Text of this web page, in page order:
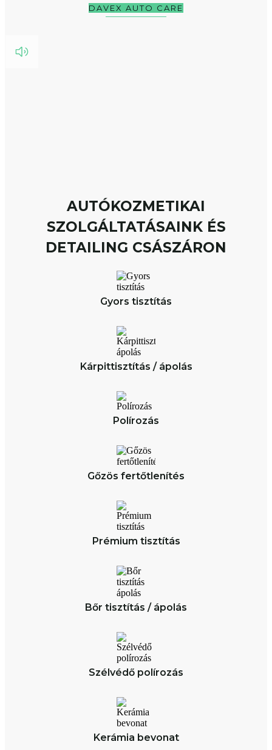
DAVEX AUTO CARE
AUTÓKOZMETIKAI
SZOLGÁLTATÁSAINK ÉS
DETAILING CSÁSZÁRON
Gyors tisztítás
Kárpittisztítás / ápolás
Polírozás
Gőzös fertőtlenítés
Prémium tisztítás
Bőr tisztítás / ápolás
Szélvédő polírozás
Kerámia bevonat